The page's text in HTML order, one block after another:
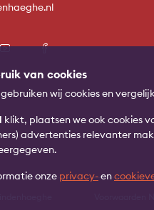
van cookies
wij cookies en
klikt, plaatsen we ook cookies
advertenties relevanter
onze privacy-en